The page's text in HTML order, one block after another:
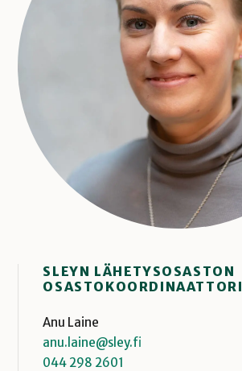
SLEYN LÄHETYSOSASTON
OSASTOKOORDINAATTORI
Anu Laine
anu.laine@sley.fi
044 298 2601